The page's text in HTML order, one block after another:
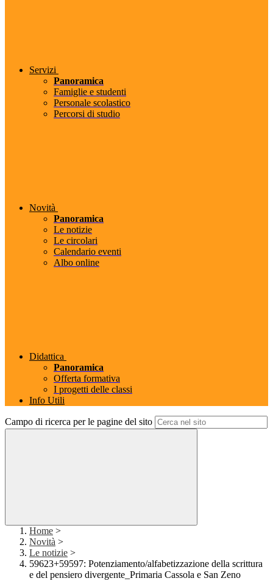
Servizi
Panoramica
Famiglie e studenti
Personale scolastico
Percorsi di studio
Novità
Panoramica
Le notizie
Le circolari
Calendario eventi
Albo online
Didattica
Panoramica
Offerta formativa
I progetti delle classi
Info Utili
Campo di ricerca per le pagine del sito
Home >
Novità >
Le notizie >
59623+59597: Potenziamento/alfabetizzazione della scrittura
e del pensiero divergente_Primaria Cassola e San Zeno